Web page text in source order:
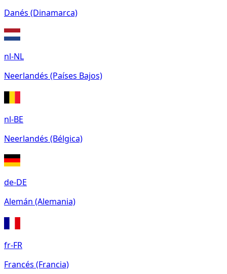
Danés (Dinamarca)
nl-NL
Neerlandés (Países Bajos)
nl-BE
Neerlandés (Bélgica)
de-DE
Alemán (Alemania)
fr-FR
Francés (Francia)